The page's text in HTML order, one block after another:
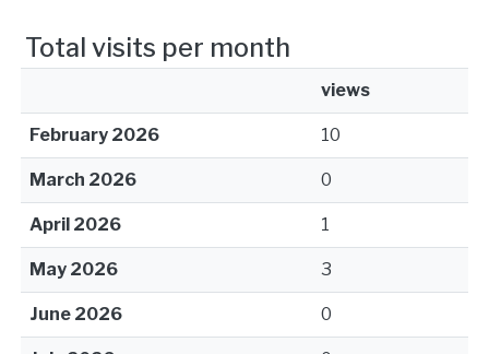
Total visits per month
views
February 2026 10
March 2026 0
April 2026 1
May 2026 3
June 2026 0